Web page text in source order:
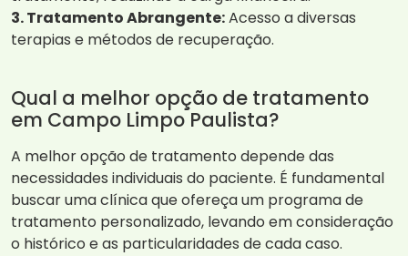
3. Tratamento Abrangente:Acesso a diversas
terapias e métodos de recuperação.
Qual a melhor opção de tratamento
em Campo Limpo Paulista?
A melhor opção de tratamento depende das
necessidades individuais do paciente. É fundamental
buscar uma clínica que ofereça um programa de
tratamento personalizado, levando em consideração
o histórico e as particularidades de cada caso.